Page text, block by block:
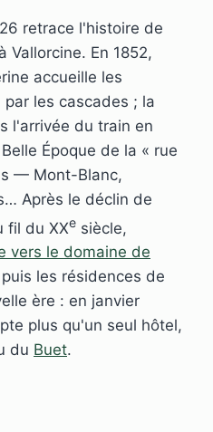
retrace l'histoire de
Vallorcine. En 1852,
accueille les
les cascades ; la
l'arrivée du train en
Époque de la « rue
— Mont-Blanc,
Après le déclin de
fil du XXe siècle,
vers le domaine de
les résidences de
ère : en janvier
plus qu'un seul hôtel,
du Buet.